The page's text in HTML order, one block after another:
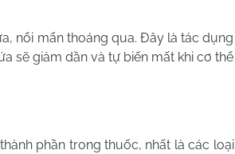
nổi mẩn thoáng qua. Đây là tác dụng
sẽ giảm dần và tự biến mất khi cơ thể
phần trong thuốc, nhất là các loại